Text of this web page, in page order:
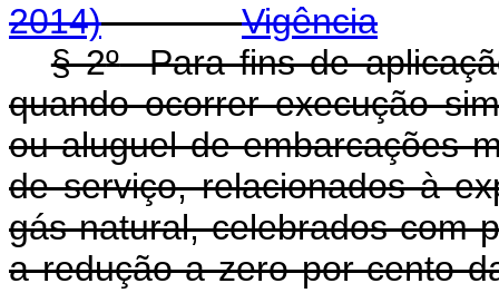
2014)
Vigência
§ 2ºPara fins de
quando ocorrer execução
ou aluguel de embarcações
de serviço, relacionados à
gás natural, celebrados com
a redução a zero por cento